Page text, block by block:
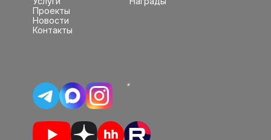
Проекты
Новости
Контакты
*